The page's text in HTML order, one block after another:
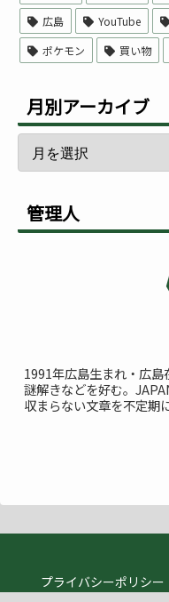
広島
YouTube
ポケモン
買い物
月別アーカイブ
管理人
1991年広島生まれ・広島
謎解きなどを好む。
収まらない文章を不定期
プライバシーポリシー